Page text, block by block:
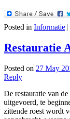
Posted in Informatie
Restauratie
Posted on 27 May
Reply
De restauratie van
uitgevoerd, te
zittende roest wordt